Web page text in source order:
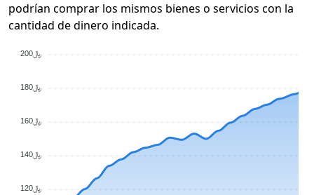
podrían comprar los mismos bienes o servicios con la
cantidad de dinero indicada.
﷼200
﷼180
﷼160
﷼140
﷼120